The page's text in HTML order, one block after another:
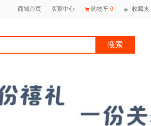
商城首页 买家中心 购物车 0 收藏夹
搜索